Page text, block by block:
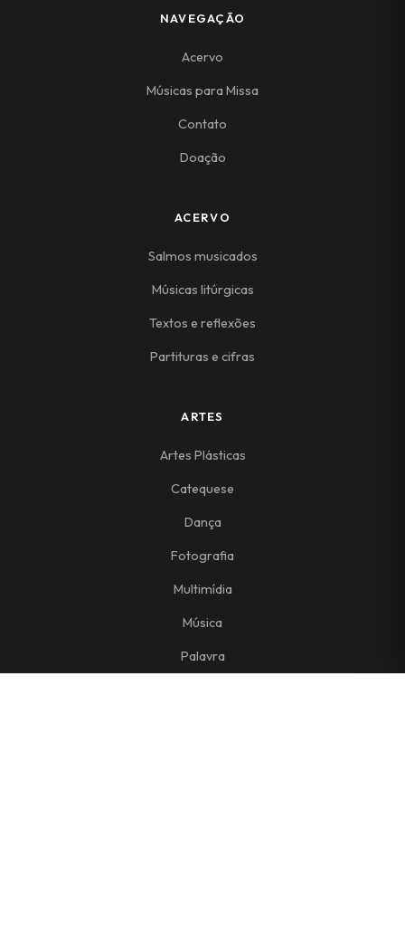
NAVEGAÇÃO
Acervo
Músicas para Missa
Contato
Doação
ACERVO
Salmos musicados
Músicas litúrgicas
Textos e reflexões
Partituras e cifras
ARTES
Artes Plásticas
Catequese
Dança
Fotografia
Multimídia
Música
Palavra